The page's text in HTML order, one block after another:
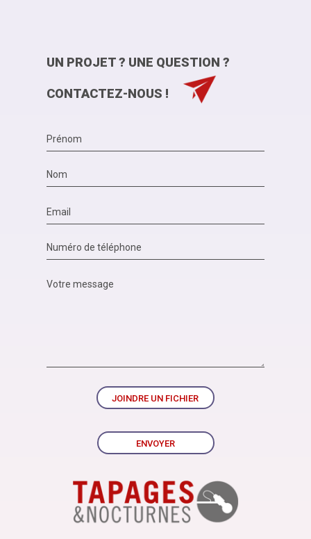
UN PROJET ? UNE QUESTION ?
CONTACTEZ-NOUS !
JOINDRE UN FICHIER
ENVOYER